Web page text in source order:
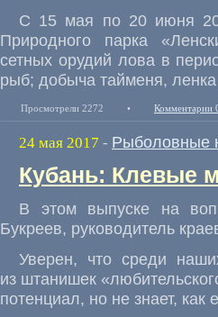
С 15 мая по 20 июня
Природного парка
«
сетных орудий лова в
рыб; добыча тайменя,
Просмотрели 2272 • Комментарии
24 мая 2017 - Рыболовные
Кубань: Клевые
В этом выпуске на
Букреев, руководитель
Уверен,
что среди
из штанишек «
потенциал, но не знает, как